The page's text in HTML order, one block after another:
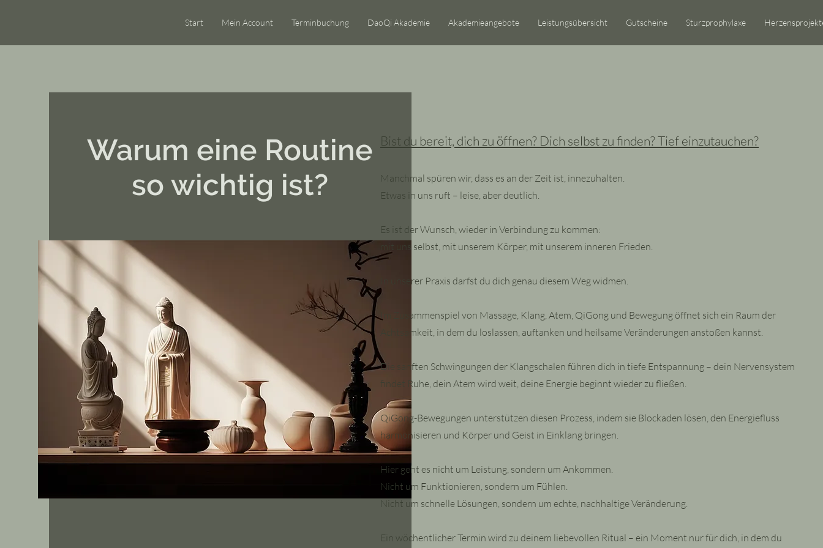
Start Mein Account Terminbuchung DaoQi Akademie Akademieangebote Leistungsübersicht Gutscheine Sturzprophylaxe
Warum eine Routine
so wichtig ist?
Bist du bereit, dich zu öffnen? Dich selbst zu finden? Tief einzutauchen?
Manchmal spüren wir, dass es an der Zeit ist, innezuhalten.
Etwas in uns ruft – leise, aber deutlich.
Es ist der Wunsch, wieder in Verbindung zu kommen:
mit uns selbst, mit unserem Körper, mit unserem inneren Frieden.
In unserer Praxis darfst du dich genau diesem Weg widmen.
Im Zusammenspiel von Massage, Klang, Atem, QiGong und Bewegung öffnet sich ein Raum der
Achtsamkeit, in dem du loslassen, auftanken und heilsame Veränderungen anstoßen kannst.
Die sanften Schwingungen der Klangschalen führen dich in tiefe Entspannung – dein Nervensystem
findet Ruhe, dein Atem wird weit, deine Energie beginnt wieder zu fließen.
QiGong-Bewegungen unterstützen diesen Prozess, indem sie Blockaden lösen, den Energiefluss
harmonisieren und Körper und Geist in Einklang bringen.
Hier geht es nicht um Leistung, sondern um Ankommen.
Nicht um Funktionieren, sondern um Fühlen.
Nicht um schnelle Lösungen, sondern um echte, nachhaltige Veränderung.
Ein wöchentlicher Termin wird zu deinem liebevollen Ritual – ein Moment nur für dich, in dem du